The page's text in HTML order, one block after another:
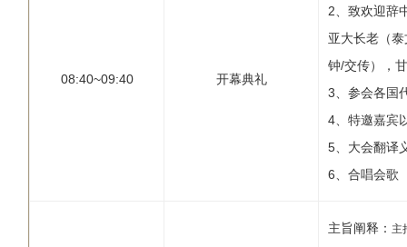
08:40~09:40 开幕典礼
2、致欢迎辞
亚大长老（
钟/交传），
3、参会各国
4、特邀嘉宾
5、大会翻译
6、合唱会歌
主旨阐释： 主